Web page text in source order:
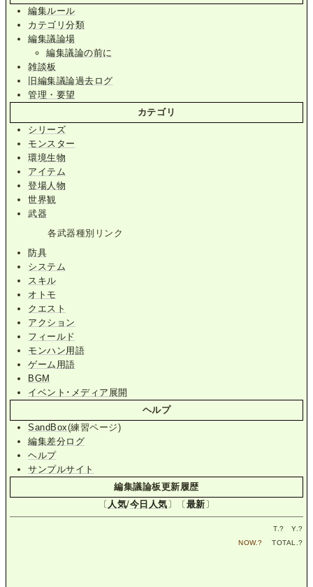
編集ルール
カテゴリ分類
編集議論場
編集議論の前に
雑談板
旧編集議論過去ログ
管理・要望
カテゴリ
シリーズ
モンスター
環境生物
アイテム
登場人物
世界観
武器
各武器種別リンク
防具
システム
スキル
オトモ
クエスト
アクション
フィールド
モンハン用語
ゲーム用語
BGM
イベント･メディア展開
ヘルプ
SandBox(練習ページ)
編集差分ログ
ヘルプ
サンプルサイト
編集議論板更新履歴
〔 人気/今日人気 〕〔 最新 〕
T.? Y.?
NOW.? TOTAL.?